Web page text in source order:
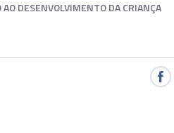
DESENVOLVIMENTO DA CRIANÇA